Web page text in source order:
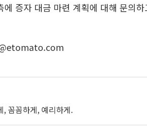
에 증자 대금 마련 계획에 대해 문의
, 꼼꼼하게, 예리하게.